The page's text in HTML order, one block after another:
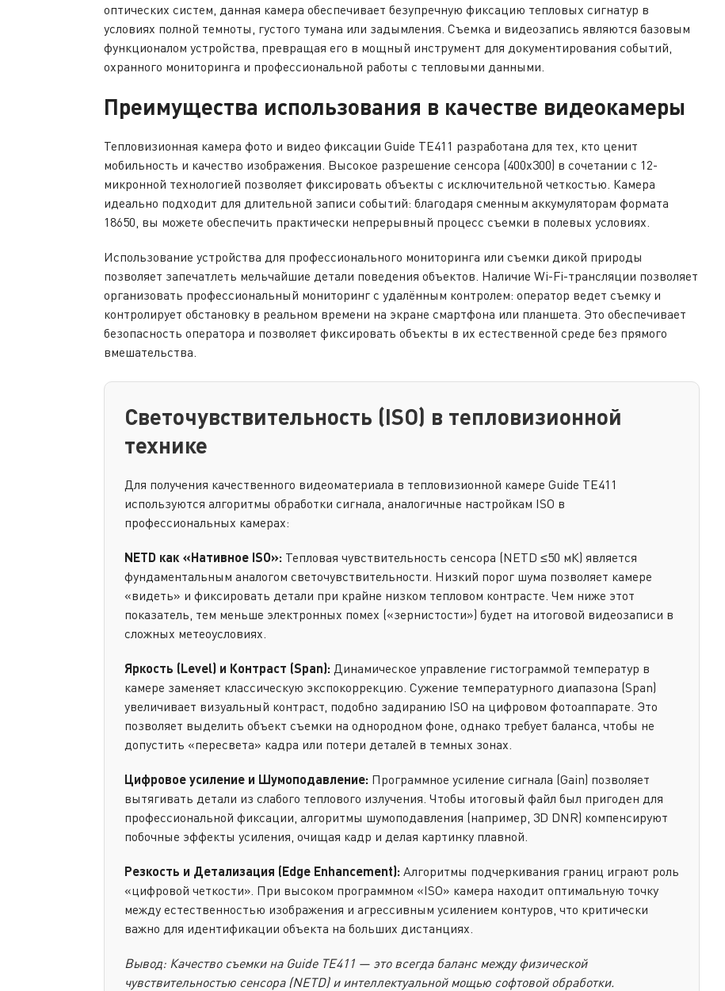
оптических систем, данная камера обеспечивает безупречную фиксацию тепловых сигнатур в
условиях полной темноты, густого тумана или задымления. Съемка и видеозапись являются базовым
функционалом устройства, превращая его в мощный инструмент для документирования событий,
охранного мониторинга и профессиональной работы с тепловыми данными.
Преимущества использования в качестве видеокамеры
Тепловизионная камера фото и видео фиксации Guide TE411 разработана для тех, кто ценит
мобильность и качество изображения. Высокое разрешение сенсора (400x300) в сочетании с 12-
микронной технологией позволяет фиксировать объекты с исключительной четкостью. Камера
идеально подходит для длительной записи событий: благодаря сменным аккумуляторам формата
18650, вы можете обеспечить практически непрерывный процесс съемки в полевых условиях.
Использование устройства для профессионального мониторинга или съемки дикой природы
позволяет запечатлеть мельчайшие детали поведения объектов. Наличие Wi-Fi-трансляции позволяет
организовать профессиональный мониторинг с удалённым контролем: оператор ведет съемку и
контролирует обстановку в реальном времени на экране смартфона или планшета. Это обеспечивает
безопасность оператора и позволяет фиксировать объекты в их естественной среде без прямого
вмешательства.
Светочувствительность (ISO) в тепловизионной
технике
Для получения качественного видеоматериала в тепловизионной камере Guide TE411
используются алгоритмы обработки сигнала, аналогичные настройкам ISO в
профессиональных камерах:
NETD как «Нативное ISO»: Тепловая чувствительность сенсора (NETD ≤50 мК) является
фундаментальным аналогом светочувствительности. Низкий порог шума позволяет камере
«видеть» и фиксировать детали при крайне низком тепловом контрасте. Чем ниже этот
показатель, тем меньше электронных помех («зернистости») будет на итоговой видеозаписи в
сложных метеоусловиях.
Яркость (Level) и Контраст (Span): Динамическое управление гистограммой температур в
камере заменяет классическую экспокоррекцию. Сужение температурного диапазона (Span)
увеличивает визуальный контраст, подобно задиранию ISO на цифровом фотоаппарате. Это
позволяет выделить объект съемки на однородном фоне, однако требует баланса, чтобы не
допустить «пересвета» кадра или потери деталей в темных зонах.
Цифровое усиление и Шумоподавление: Программное усиление сигнала (Gain) позволяет
вытягивать детали из слабого теплового излучения. Чтобы итоговый файл был пригоден для
профессиональной фиксации, алгоритмы шумоподавления (например, 3D DNR) компенсируют
побочные эффекты усиления, очищая кадр и делая картинку плавной.
Резкость и Детализация (Edge Enhancement): Алгоритмы подчеркивания границ играют роль
«цифровой четкости». При высоком программном «ISO» камера находит оптимальную точку
между естественностью изображения и агрессивным усилением контуров, что критически
важно для идентификации объекта на больших дистанциях.
Вывод: Качество съемки на Guide TE411 — это всегда баланс между физической
чувствительностью сенсора (NETD) и интеллектуальной мощью софтовой обработки.